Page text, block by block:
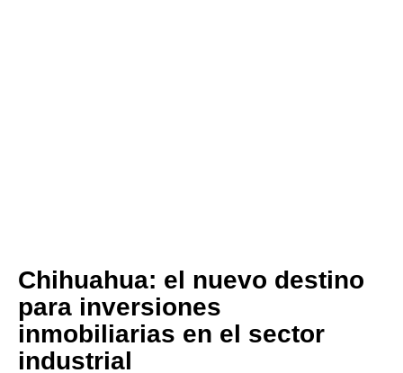
Chihuahua: el nuevo destino
para inversiones
inmobiliarias en el sector
industrial